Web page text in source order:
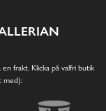
frakt. Klicka på valfri butik
med):